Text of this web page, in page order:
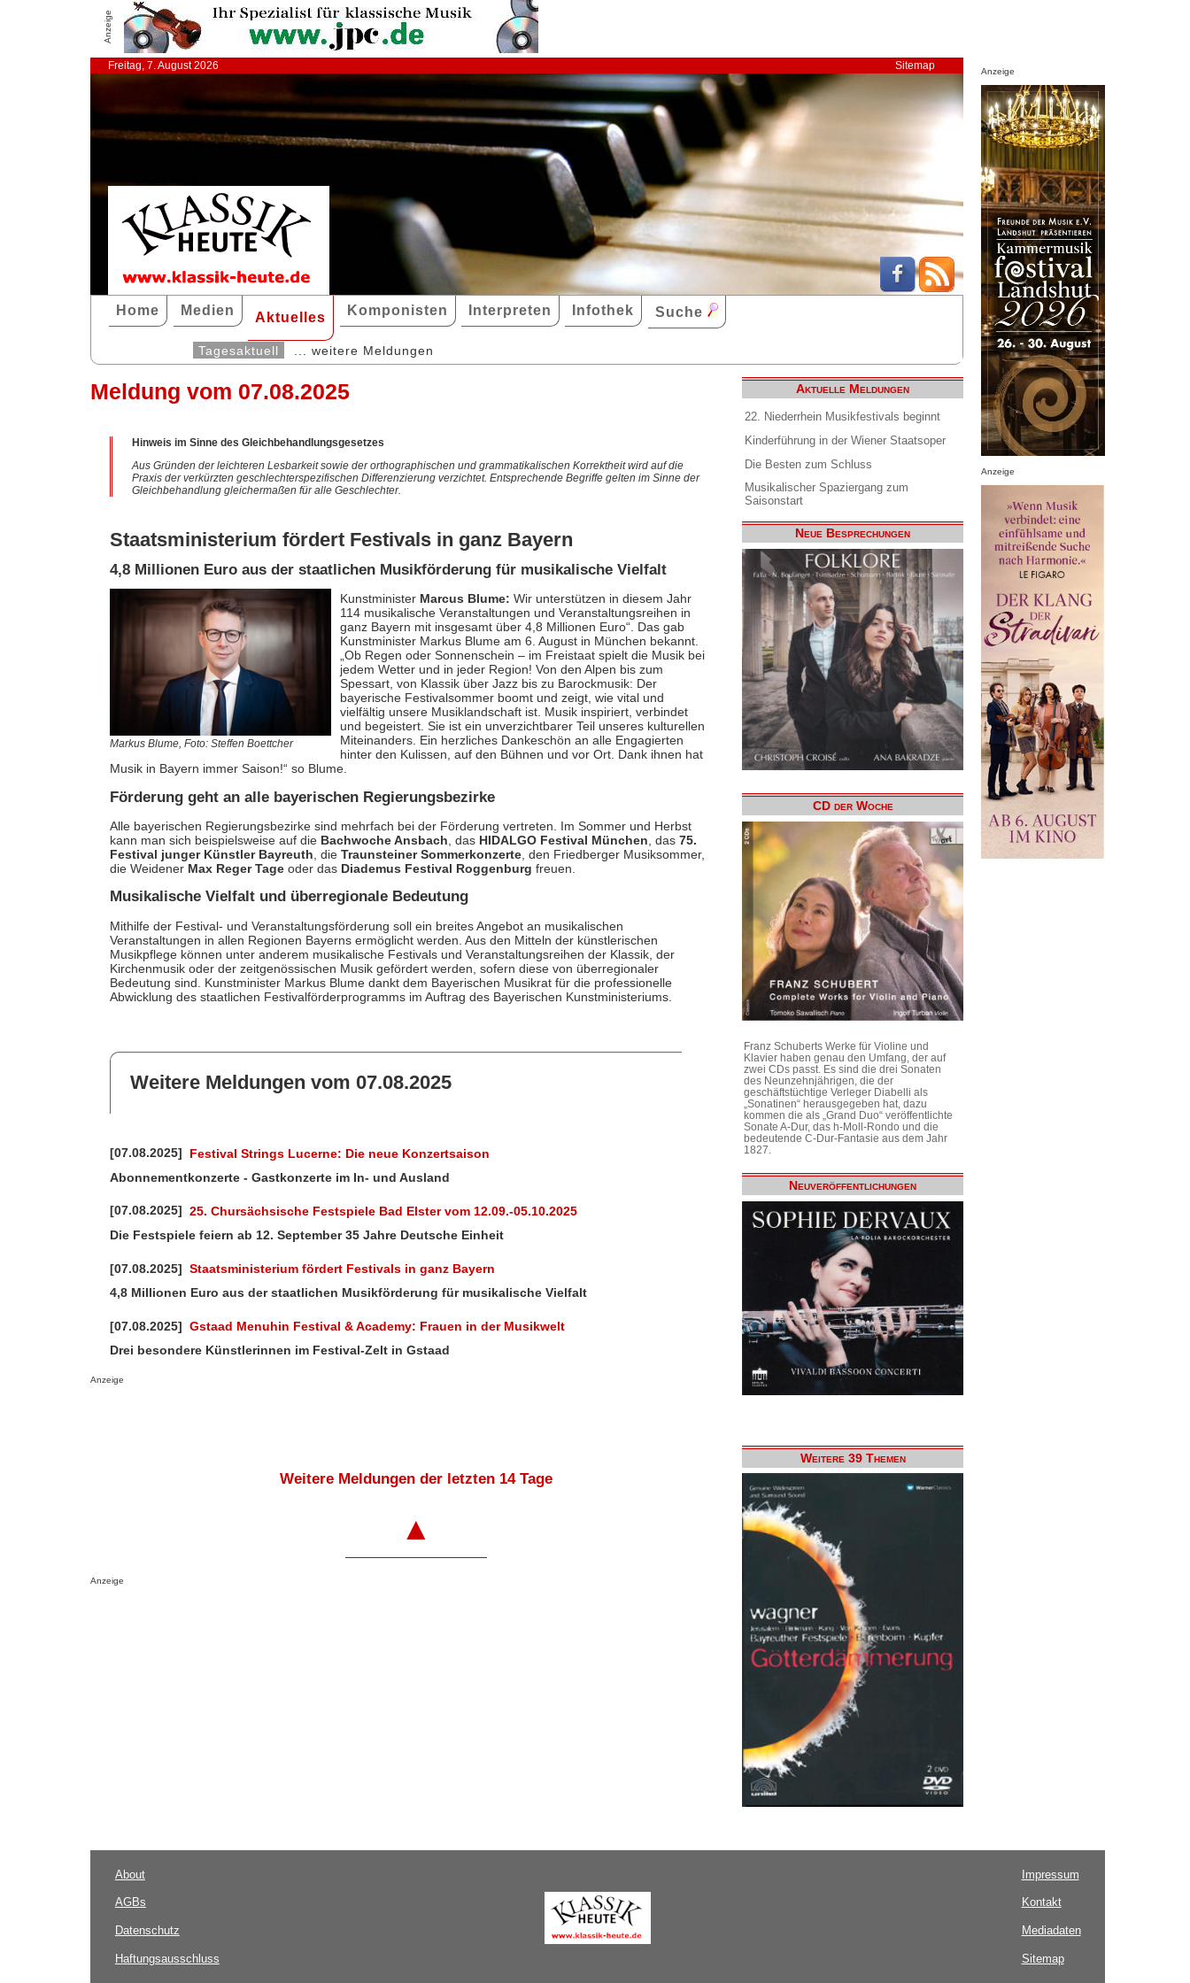
Anzeige
Freitag, 7. August 2026 Sitemap
Home Medien Aktuelles Komponisten Interpreten Infothek Suche
Tagesaktuell ... weitere Meldungen
Meldung vom 07.08.2025
Hinweis im Sinne des Gleichbehandlungsgesetzes
Aus Gründen der leichteren Lesbarkeit sowie der orthographischen und grammatikalischen Korrektheit wird auf die
Praxis der verkürzten geschlechterspezifischen Differenzierung verzichtet. Entsprechende Begriffe gelten im Sinne der
Gleichbehandlung gleichermaßen für alle Geschlechter.
Staatsministerium fördert Festivals in ganz Bayern
4,8 Millionen Euro aus der staatlichen Musikförderung für musikalische Vielfalt
Markus Blume, Foto: Steffen Boettcher
Kunstminister Marcus Blume: Wir unterstützen in diesem Jahr
114 musikalische Veranstaltungen und Veranstaltungsreihen in
ganz Bayern mit insgesamt über 4,8 Millionen Euro“. Das gab
Kunstminister Markus Blume am 6. August in München bekannt.
„Ob Regen oder Sonnenschein – im Freistaat spielt die Musik bei
jedem Wetter und in jeder Region! Von den Alpen bis zum
Spessart, von Klassik über Jazz bis zu Barockmusik: Der
bayerische Festivalsommer boomt und zeigt, wie vital und
vielfältig unsere Musiklandschaft ist. Musik inspiriert, verbindet
und begeistert. Sie ist ein unverzichtbarer Teil unseres kulturellen
Miteinanders. Ein herzliches Dankeschön an alle Engagierten
hinter den Kulissen, auf den Bühnen und vor Ort. Dank ihnen hat
Musik in Bayern immer Saison!“ so Blume.
Förderung geht an alle bayerischen Regierungsbezirke
Alle bayerischen Regierungsbezirke sind mehrfach bei der Förderung vertreten. Im Sommer und Herbst
kann man sich beispielsweise auf die Bachwoche Ansbach , das HIDALGO Festival München , das 75.
Festival junger Künstler Bayreuth , die Traunsteiner Sommerkonzerte, den Friedberger Musiksommer,
die Weidener Max Reger Tageoder das Diademus Festival Roggenburg freuen.
Musikalische Vielfalt und überregionale Bedeutung
Mithilfe der Festival- und Veranstaltungsförderung soll ein breites Angebot an musikalischen
Veranstaltungen in allen Regionen Bayerns ermöglicht werden. Aus den Mitteln der künstlerischen
Musikpflege können unter anderem musikalische Festivals und Veranstaltungsreihen der Klassik, der
Kirchenmusik oder der zeitgenössischen Musik gefördert werden, sofern diese von überregionaler
Bedeutung sind. Kunstminister Markus Blume dankt dem Bayerischen Musikrat für die professionelle
Abwicklung des staatlichen Festivalförderprogramms im Auftrag des Bayerischen Kunstministeriums.
Weitere Meldungen vom 07.08.2025
[07.08.2025]
Festival Strings Lucerne: Die neue Konzertsaison
Abonnementkonzerte - Gastkonzerte im In- und Ausland
[07.08.2025]
25. Chursächsische Festspiele Bad Elster vom 12.09.-05.10.2025
Die Festspiele feiern ab 12. September 35 Jahre Deutsche Einheit
[07.08.2025] Staatsministerium fördert Festivals in ganz Bayern
4,8 Millionen Euro aus der staatlichen Musikförderung für musikalische Vielfalt
[07.08.2025] Gstaad Menuhin Festival & Academy: Frauen in der Musikwelt
Drei besondere Künstlerinnen im Festival-Zelt in Gstaad
Anzeige
Weitere Meldungen der letzten 14 Tage
▲
Anzeige
Aktuelle Meldungen
22. Niederrhein Musikfestivals beginnt
Kinderführung in der Wiener Staatsoper
Die Besten zum Schluss
Musikalischer Spaziergang zum
Saisonstart
Neue Besprechungen
CD der Woche
Franz Schuberts Werke für Violine und
Klavier haben genau den Umfang, der auf
zwei CDs passt. Es sind die drei Sonaten
des Neunzehnjährigen, die der
geschäftstüchtige Verleger Diabelli als
„Sonatinen“ herausgegeben hat, dazu
kommen die als „Grand Duo“ veröffentlichte
Sonate A-Dur, das h-Moll-Rondo und die
bedeutende C-Dur-Fantasie aus dem Jahr
1827.
Neuveröffentlichungen
Weitere 39 Themen
Anzeige
Anzeige
About
AGBs
Datenschutz
Haftungsausschluss
Impressum
Kontakt
Mediadaten
Sitemap